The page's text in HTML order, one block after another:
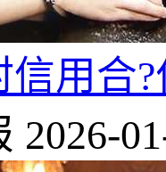
信用合
2026-